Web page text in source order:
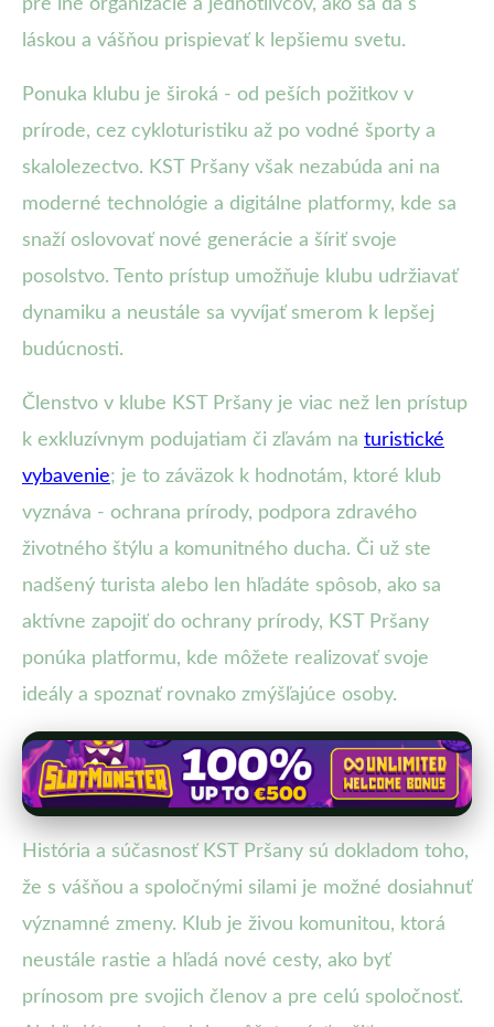
pre iné organizácie a jednotlivcov, ako sa dá s
láskou a vášňou prispievať k lepšiemu svetu.
Ponuka klubu je široká - od peších požitkov v
prírode, cez cykloturistiku až po vodné športy a
skalolezectvo. KST Pršany však nezabúda ani na
moderné technológie a digitálne platformy, kde sa
snaží oslovovať nové generácie a šíriť svoje
posolstvo. Tento prístup umožňuje klubu udržiavať
dynamiku a neustále sa vyvíjať smerom k lepšej
budúcnosti.
Členstvo v klube KST Pršany je viac než len prístup
k exkluzívnym podujatiam či zľavám na turistické
vybavenie; je to záväzok k hodnotám, ktoré klub
vyznáva - ochrana prírody, podpora zdravého
životného štýlu a komunitného ducha. Či už ste
nadšený turista alebo len hľadáte spôsob, ako sa
aktívne zapojiť do ochrany prírody, KST Pršany
ponúka platformu, kde môžete realizovať svoje
ideály a spoznať rovnako zmýšľajúce osoby.
História a súčasnosť KST Pršany sú dokladom toho,
že s vášňou a spoločnými silami je možné dosiahnuť
významné zmeny. Klub je živou komunitou, ktorá
neustále rastie a hľadá nové cesty, ako byť
prínosom pre svojich členov a pre celú spoločnosť.